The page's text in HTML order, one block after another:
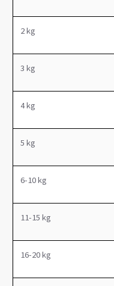
2 kg
3 kg
4 kg
5 kg
6-10 kg
11-15 kg
16-20 kg